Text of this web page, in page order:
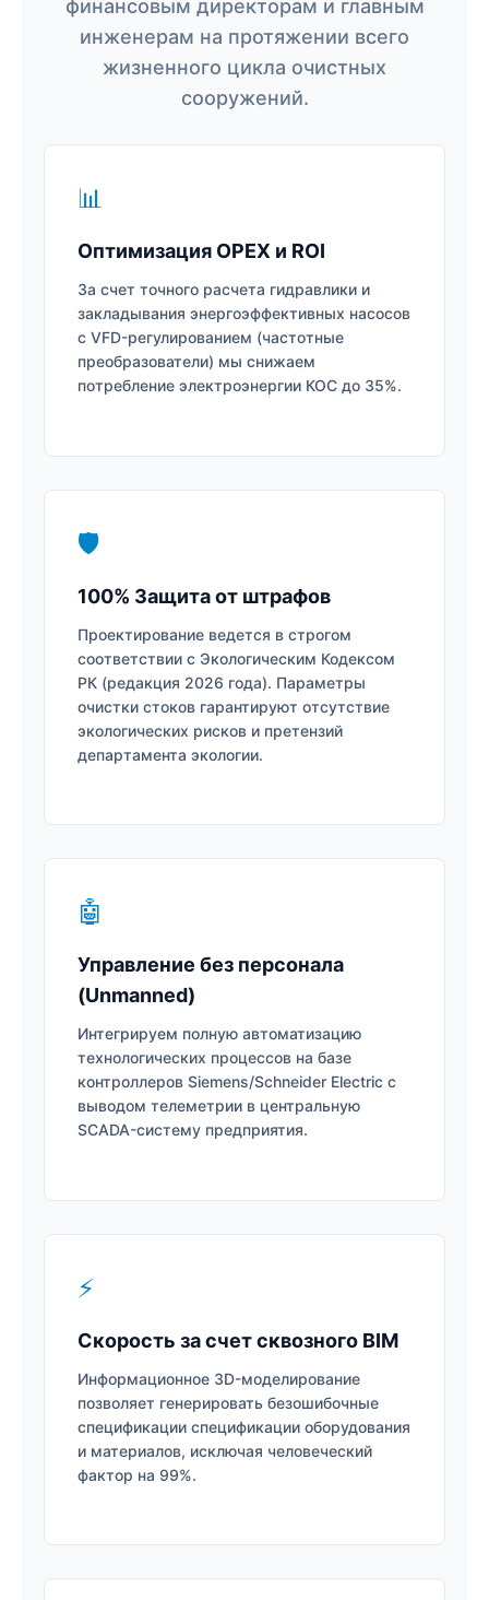
финансовым директорам и главным
инженерам на протяжении всего
жизненного цикла очистных
сооружений.
📊
Оптимизация OPEX и ROI
За счет точного расчета гидравлики и
закладывания энергоэффективных насосов
с VFD-регулированием (частотные
преобразователи) мы снижаем
потребление электроэнергии КОС до 35%.
🛡️
100% Защита от штрафов
Проектирование ведется в строгом
соответствии с Экологическим Кодексом
РК (редакция 2026 года). Параметры
очистки стоков гарантируют отсутствие
экологических рисков и претензий
департамента экологии.
🤖
Управление без персонала
(Unmanned)
Интегрируем полную автоматизацию
технологических процессов на базе
контроллеров Siemens/Schneider Electric с
выводом телеметрии в центральную
SCADA-систему предприятия.
⚡
Скорость за счет сквозного BIM
Информационное 3D-моделирование
позволяет генерировать безошибочные
спецификации спецификации оборудования
и материалов, исключая человеческий
фактор на 99%.